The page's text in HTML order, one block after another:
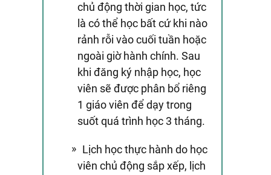
chủ động thời gian học, tức
là có thể học bất cứ khi nào
rảnh rỗi vào cuối tuần hoặc
ngoài giờ hành chính. Sau
khi đăng ký nhập học, học
viên sẽ được phân bổ riêng
1 giáo viên để dạy trong
suốt quá trình học 3 tháng.
Lịch học thực hành do học
viên chủ động sắp xếp, lịch